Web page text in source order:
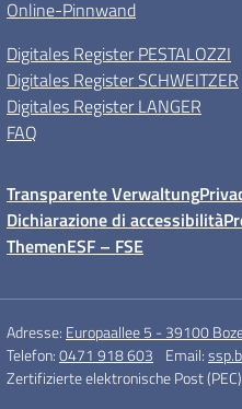
Online-Pinnwand
Digitales Register PESTALOZZI
Digitales Register SCHWEITZER
Digitales Register LANGER
FAQ
Transparente Verwaltung
Dichiarazione di accessibilità
ThemenESF – FSE
Adresse: Europaallee 5 - 39100
Telefon:0471 918 603 Email:
Zertifizierte elektronische Post